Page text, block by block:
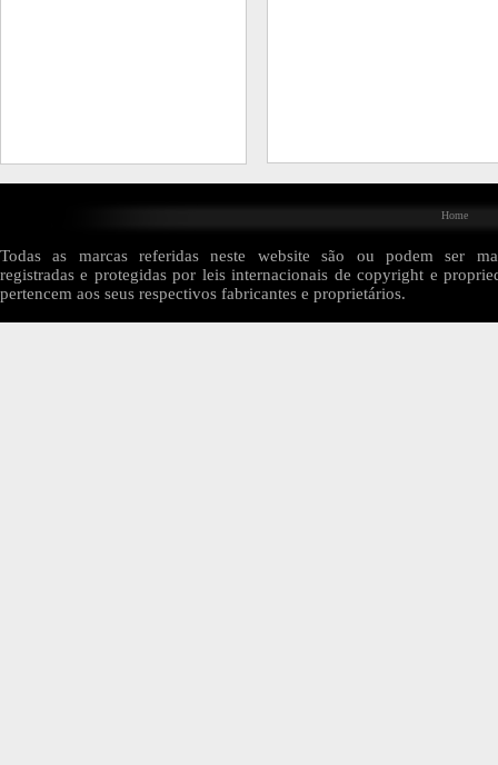
Home
Todas as marcas referidas neste website são ou podem ser
registradas e protegidas por leis internacionais de copyright e
pertencem aos seus respectivos fabricantes e proprietários.